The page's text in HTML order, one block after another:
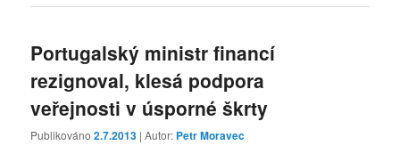
Portugalský ministr financí
rezignoval, klesá podpora
veřejnosti v úsporné škrty
Publikováno2.7.2013 | Autor: Petr Moravec